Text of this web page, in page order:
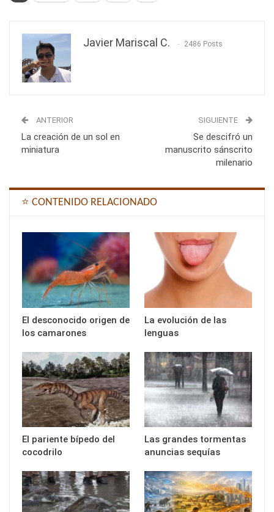
Javier Mariscal C. 2486 Posts
ANTERIOR
La creación de un sol en
miniatura
SIGUIENTE
Se descifró un
manuscrito sánscrito
milenario
⭐ CONTENIDO RELACIONADO
El desconocido origen de
los camarones
La evolución de las
lenguas
El pariente bípedo del
cocodrilo
Las grandes tormentas
anuncias sequías